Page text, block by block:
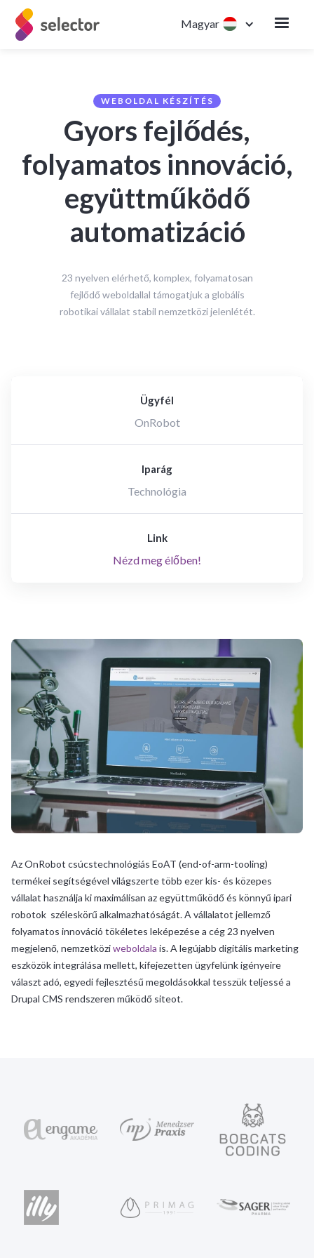
Magyar
WEBOLDAL KÉSZÍTÉS
Gyors fejlődés,
folyamatos innováció,
együttműködő
automatizáció
23 nyelven elérhető, komplex, folyamatosan
fejlődő weboldallal támogatjuk a globális
robotikai vállalat stabil nemzetközi jelenlétét.
Ügyfél
OnRobot
Iparág
Technológia
Link
Nézd meg élőben!
Az OnRobot csúcstechnológiás EoAT (end-of-arm-tooling)
termékei segítségével világszerte több ezer kis- és közepes
vállalat használja ki maximálisan az együttműködő és könnyű ipari
robotok széleskörű alkalmazhatóságát. A vállalatot jellemző
folyamatos innováció tökéletes leképezése a cég 23 nyelven
megjelenő, nemzetköziweboldala is. A legújabb digitális marketing
eszközök integrálása mellett, kifejezetten ügyfelünk igényeire
választ adó, egyedi fejlesztésű megoldásokkal tesszük teljessé a
Drupal CMS rendszeren működő siteot.